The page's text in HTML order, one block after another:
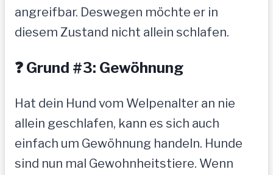
angreifbar. Deswegen möchte er in
diesem Zustand nicht allein schlafen.
❓ Grund #3: Gewöhnung
Hat dein Hund vom Welpenalter an nie
allein geschlafen, kann es sich auch
einfach um Gewöhnung handeln. Hunde
sind nun mal Gewohnheitstiere. Wenn